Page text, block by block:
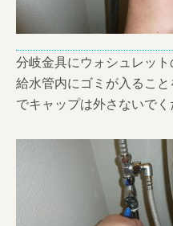
分岐金具にウォシュレット
給水管内にゴミが入るこ
でキャップは外さないでく